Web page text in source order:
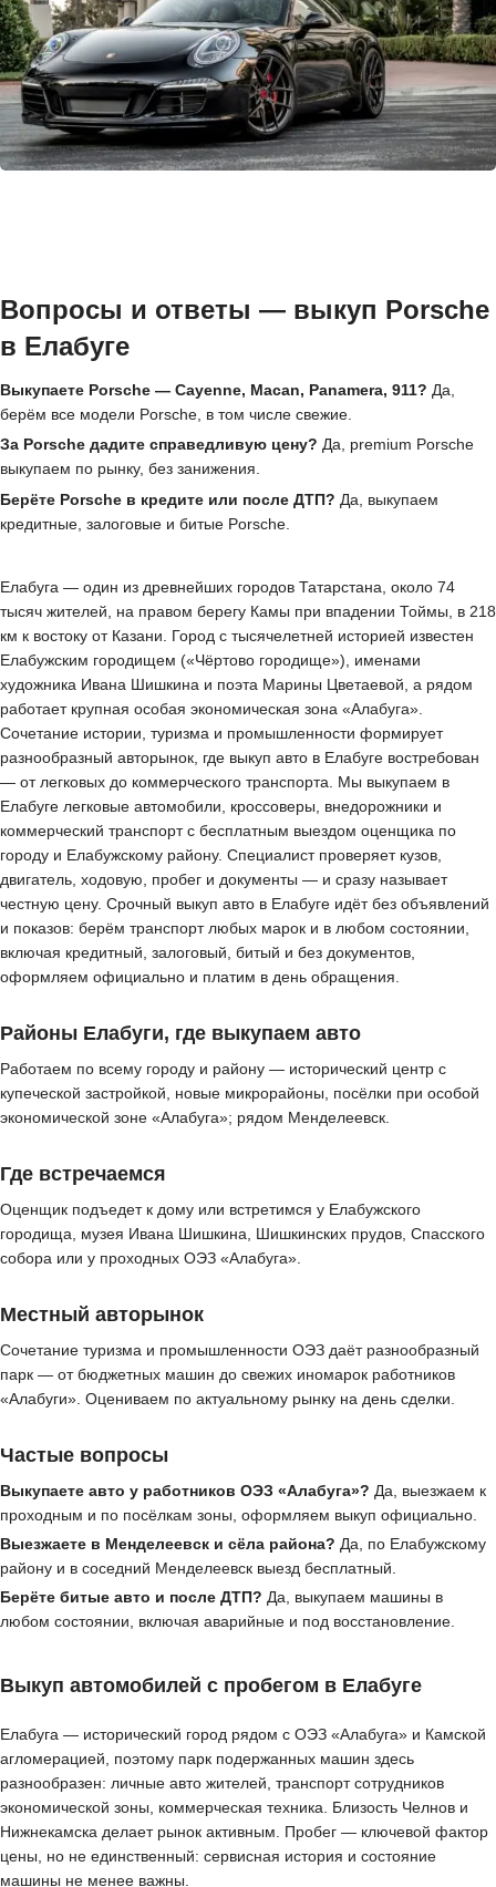
Вопросы и ответы — выкуп Porsche
в Елабуге
Выкупаете Porsche — Cayenne, Macan, Panamera, 911? Да,
берём все модели Porsche, в том числе свежие.
За Porsche дадите справедливую цену? Да, premium Porsche
выкупаем по рынку, без занижения.
Берёте Porsche в кредите или после ДТП? Да, выкупаем
кредитные, залоговые и битые Porsche.
Елабуга — один из древнейших городов Татарстана, около 74
тысяч жителей, на правом берегу Камы при впадении Тоймы, в 218
км к востоку от Казани. Город с тысячелетней историей известен
Елабужским городищем («Чёртово городище»), именами
художника Ивана Шишкина и поэта Марины Цветаевой, а рядом
работает крупная особая экономическая зона «Алабуга».
Сочетание истории, туризма и промышленности формирует
разнообразный авторынок, где выкуп авто в Елабуге востребован
— от легковых до коммерческого транспорта. Мы выкупаем в
Елабуге легковые автомобили, кроссоверы, внедорожники и
коммерческий транспорт с бесплатным выездом оценщика по
городу и Елабужскому району. Специалист проверяет кузов,
двигатель, ходовую, пробег и документы — и сразу называет
честную цену. Срочный выкуп авто в Елабуге идёт без объявлений
и показов: берём транспорт любых марок и в любом состоянии,
включая кредитный, залоговый, битый и без документов,
оформляем официально и платим в день обращения.
Районы Елабуги, где выкупаем авто
Работаем по всему городу и району — исторический центр с
купеческой застройкой, новые микрорайоны, посёлки при особой
экономической зоне «Алабуга»; рядом Менделеевск.
Где встречаемся
Оценщик подъедет к дому или встретимся у Елабужского
городища, музея Ивана Шишкина, Шишкинских прудов, Спасского
собора или у проходных ОЭЗ «Алабуга».
Местный авторынок
Сочетание туризма и промышленности ОЭЗ даёт разнообразный
парк — от бюджетных машин до свежих иномарок работников
«Алабуги». Оцениваем по актуальному рынку на день сделки.
Частые вопросы
Выкупаете авто у работников ОЭЗ «Алабуга»? Да, выезжаем к
проходным и по посёлкам зоны, оформляем выкуп официально.
Выезжаете в Менделеевск и сёла района? Да, по Елабужскому
району и в соседний Менделеевск выезд бесплатный.
Берёте битые авто и после ДТП? Да, выкупаем машины в
любом состоянии, включая аварийные и под восстановление.
Выкуп автомобилей с пробегом в Елабуге
Елабуга — исторический город рядом с ОЭЗ «Алабуга» и Камской
агломерацией, поэтому парк подержанных машин здесь
разнообразен: личные авто жителей, транспорт сотрудников
экономической зоны, коммерческая техника. Близость Челнов и
Нижнекамска делает рынок активным. Пробег — ключевой фактор
цены, но не единственный: сервисная история и состояние
машины не менее важны.